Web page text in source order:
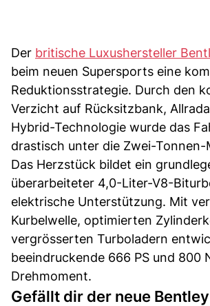
Der britische Luxushersteller
beim neuen Supersports eine
Reduktionsstrategie. Durch den
Verzicht auf Rücksitzbank,
Hybrid-Technologie wurde das
drastisch unter die Zwei-Tonnen-
Das Herzstück bildet ein
überarbeiteter 4,0-Liter-V8-
elektrische Unterstützung. Mit
Kurbelwelle, optimierten
vergrösserten Turboladern
beeindruckende 666 PS und 800
Drehmoment.
Gefällt dir der neue Bentley